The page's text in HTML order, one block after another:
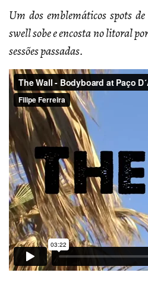
Um dos emblemáticos spots
swell sobe e encosta no litoral
sessões passadas.